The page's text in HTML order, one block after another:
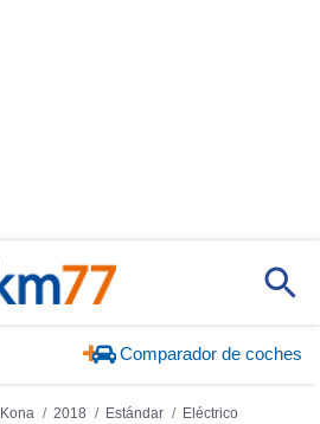
Comparador de coches
Kona 2018 Estándar
Eléctrico